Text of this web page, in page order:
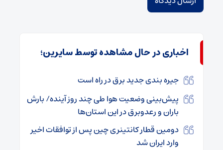
اخباری در حال مشاهده توسط سایرین؛
جیره بندی جدید برق در راه است
پیش‌بینی وضعیت هوا طی چند روز آینده/ بارش
باران و رعدوبرق در این استان‌ها
دومین قطار کانتینری چین پس از توافقات اخیر
وارد ایران شد